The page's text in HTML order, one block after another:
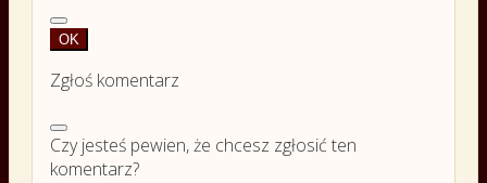
OK
Zgłoś komentarz
Czy jesteś pewien, że chcesz zgłosić ten
komentarz?